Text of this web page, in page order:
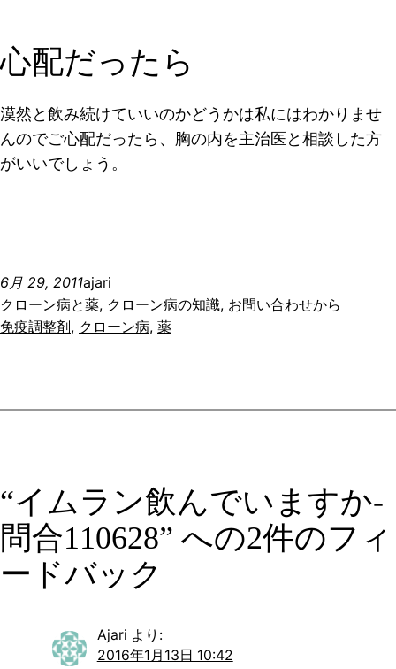
心配だったら
漠然と飲み続けていいのかどうかは私にはわかりませ
んのでご心配だったら、胸の内を主治医と相談した方
がいいでしょう。
6月 29, 2011ajari
クローン病と薬, クローン病の知識, お問い合わせから
免疫調整剤, クローン病, 薬
“イムラン飲んでいますか-
問合110628” への2件のフィ
ードバック
Ajari より:
2016年1月13日 10:42